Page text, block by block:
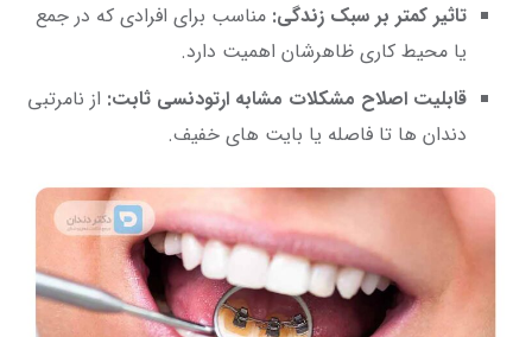
تاثیر کمتر بر سبک زندگی: مناسب برای افرادی که در جمع
یا محیط کاری ظاهرشان اهمیت دارد.
قابلیت اصلاح مشکلات مشابه ارتودنسی ثابت: از نامرتبی
دندان ها تا فاصله یا بایت های خفیف.